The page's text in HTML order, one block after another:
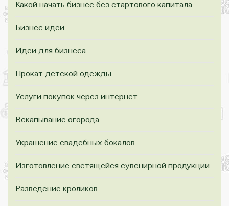
Какой начать бизнес без стартового капитала
Бизнес идеи
Идеи для бизнеса
Прокат детской одежды
Услуги покупок через интернет
Вскапывание огорода
Украшение свадебных бокалов
Изготовление светящейся сувенирной продукции
Разведение кроликов